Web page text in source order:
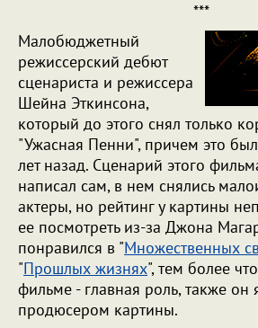
***
Малобюджетный
режиссерский дебют
сценариста и режиссера
Шейна Эткинсона,
который до этого снял только
"Ужасная Пенни", причем это
лет назад. Сценарий этого
написал сам, в нем снялись
актеры, но рейтинг у картины
ее посмотреть из-за Джона
понравился в "Множественных
"Прошлых жизнях", тем более
фильме - главная роль, также он
продюсером картины.